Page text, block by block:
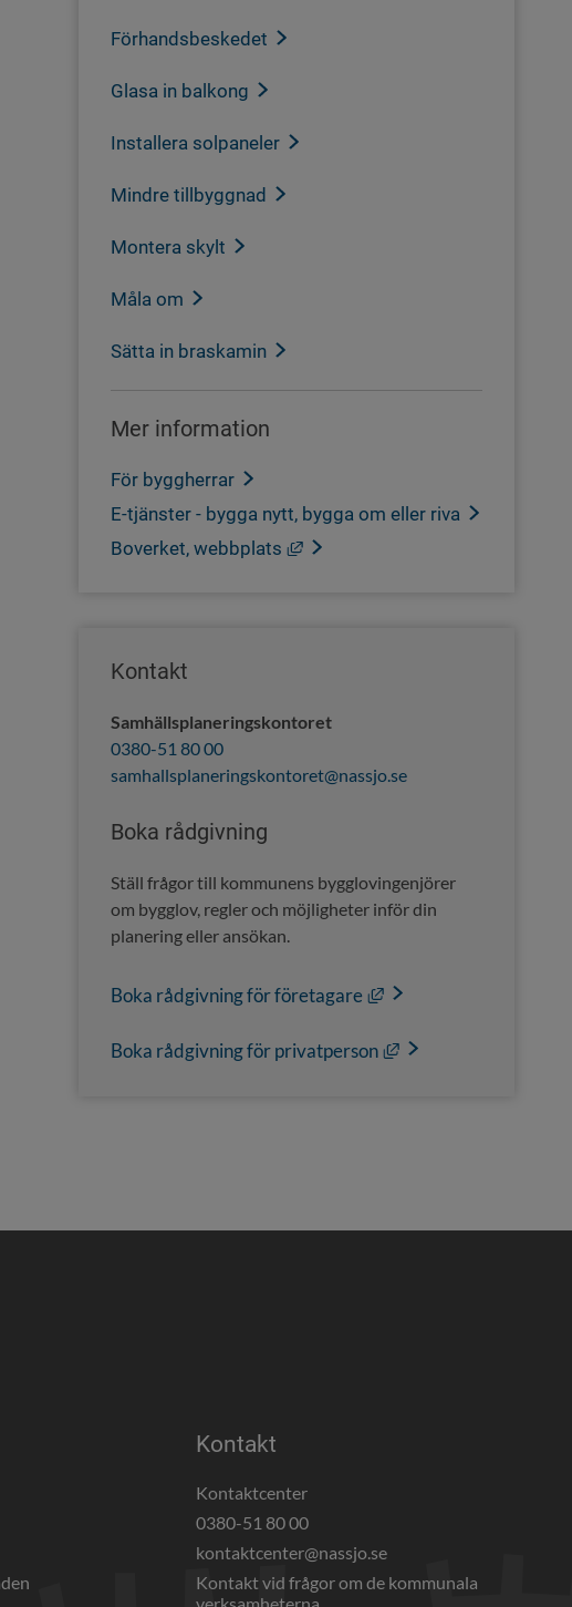
Förhandsbeskedet
Glasa in balkong
Installera solpaneler
Mindre tillbyggnad
Montera skylt
Måla om
Sätta in braskamin
Mer information
För byggherrar
E-tjänster - bygga nytt, bygga om eller riva
Boverket, webbplats
Länk till annan webbplats,
Kontakt
Samhällsplaneringskontoret
0380-51 80 00
samhallsplaneringskontoret@nassjo.se
Boka rådgivning
Ställ frågor till kommunens bygglovingenjörer
om bygglov, regler och möjligheter inför din
planering eller ansökan.
Boka rådgivning för företagare Länk till annan
Boka rådgivning för privatperson Länk till annan
annan webbplats, öppnas i nytt fönster.
Kontakt
Kontaktcenter
0380-51 80 00
kontaktcenter@nassjo.se
Kontakt vid frågor om de kommunala